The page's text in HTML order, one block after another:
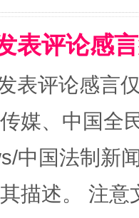
表评论感
表评论感言
媒、中国全
中国法制新
描述。 注